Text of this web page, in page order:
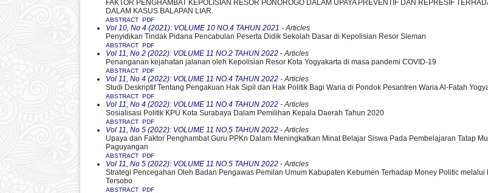
FAKTOR PENGHAMBAT KEPOLISIAN RESOR PONOROGO DALAM UPAYA PREVENTIF DAN REPRESIF
DALAM KASUS BALAPAN LIAR.
ABSTRACT PDF
Vol 10, No 4 (2021): VOLUME 10 NO.4 TAHUN 2021 - Articles
Penyidikan Tindak Pidana Pencabulan Peserta Didik Sekolah Dasar di Kepolisian Resor Sleman
ABSTRACT PDF
Vol 11, No 2 (2022): VOLUME 11 NO.2 TAHUN 2022 - Articles
Penanganan kejahatan jalanan oleh Kepolisian Resor Kota Yogyakarta di masa pandemi COVID-19
ABSTRACT PDF
Vol 11, No 4 (2022): VOLUME 11 NO.4 TAHUN 2022 - Articles
Studi Deskriptif Tentang Pengakuan Hak Sipil dan Hak Politik Bagi Waria di Pondok Pesantren Waria Al-Fatah
ABSTRACT PDF
Vol 11, No 4 (2022): VOLUME 11 NO.4 TAHUN 2022 - Articles
Sosialisasi Politik KPU Kota Surabaya Dalam Pemilihan Kepala Daerah Tahun 2020
ABSTRACT PDF
Vol 11, No 5 (2022): VOLUME 11 NO.5 TAHUN 2022 - Articles
Upaya dan Faktor Penghambat Guru PPKn Dalam Meningkatkan Minat Belajar Siswa Pada Pembelajaran Tatap
Paguyangan
ABSTRACT PDF
Vol 11, No 5 (2022): VOLUME 11 NO.5 TAHUN 2022 - Articles
Strategi Pencegahan Oleh Badan Pengawas Pemilan Umum Kabupaten Kebumen Terhadap Money Politic melalui
Tersobo
ABSTRACT PDF